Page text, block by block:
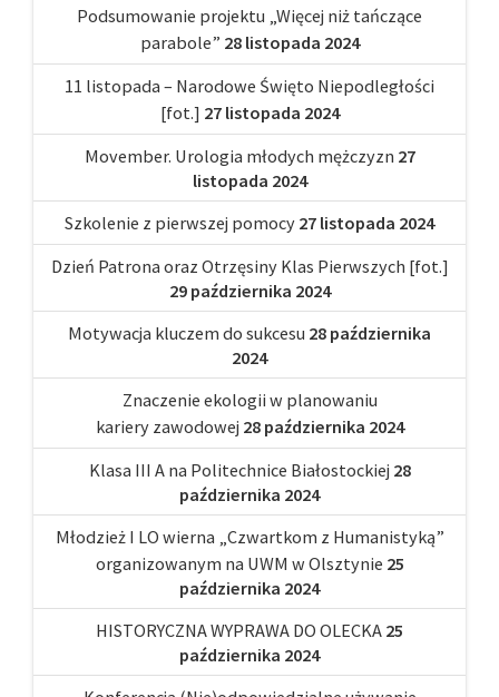
Podsumowanie projektu „Więcej niż tańczące
parabole” 28 listopada 2024
11 listopada – Narodowe Święto Niepodległości
[fot.] 27 listopada 2024
Movember. Urologia młodych mężczyzn 27
listopada 2024
Szkolenie z pierwszej pomocy 27 listopada 2024
Dzień Patrona oraz Otrzęsiny Klas Pierwszych [fot.]
29 października 2024
Motywacja kluczem do sukcesu 28 października
2024
Znaczenie ekologii w planowaniu
kariery zawodowej 28 października 2024
Klasa III A na Politechnice Białostockiej 28
października 2024
Młodzież I LO wierna „Czwartkom z Humanistyką”
organizowanym na UWM w Olsztynie 25
października 2024
HISTORYCZNA WYPRAWA DO OLECKA 25
października 2024